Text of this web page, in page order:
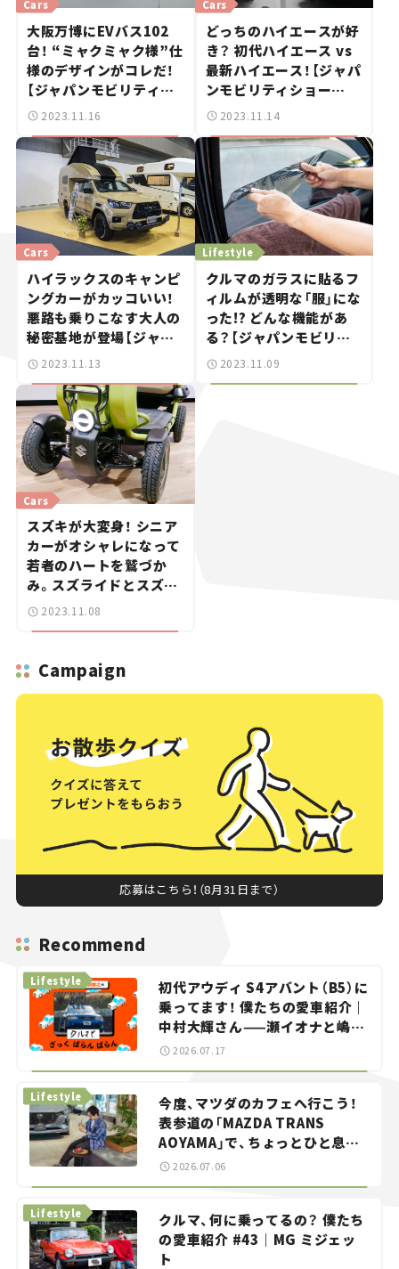
Cars
大阪万博にEVバス102
台！ “ミャクミャク様”仕
様のデザインがコレだ！
【ジャパンモビリティシ
ョー2023】
2023.11.16
Cars
どっちのハイエースが好
き？ 初代ハイエース vs
最新ハイエース！【ジャパ
ンモビリティショー
2023】
2023.11.14
Cars
ハイラックスのキャンピ
ングカーがカッコいい！
悪路も乗りこなす大人の
秘密基地が登場【ジャパ
ンモビリティショー
2023】
2023.11.13
Lifestyle
クルマのガラスに貼るフ
ィルムが透明な「服」にな
った!? どんな機能があ
る？【ジャパンモビリテ
ィショー2023】
2023.11.09
Cars
スズキが大変身！ シニア
カーがオシャレになって
若者のハートを鷲づか
み。スズライドとスズカ
ーゴが欲しい【ジャパン
2023.11.08
Campaign
応募はこちら！（8月31日まで）
Recommend
初代アウディ S4アバント（B5）に
乗ってます！ 僕たちの愛車紹介｜
中村大輝さん——瀬イオナと嶋田
智之の「クルマでざっくばらんば
Lifestyle
2026.07.17
今度、マツダのカフェへ行こう！
表参道の「MAZDA TRANS
AOYAMA」で、ちょっとひと息。
——連載｜CCGとクルマでどうす
る？＜第13回＞
Lifestyle
2026.07.06
クルマ、何に乗ってるの？ 僕たち
の愛車紹介 #43｜MG ミジェッ
ト
Lifestyle